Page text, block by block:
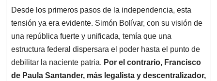
Desde los primeros pasos de la independencia, esta
tensión ya era evidente. Simón Bolívar, con su visión de
una república fuerte y unificada, temía que una
estructura federal dispersara el poder hasta el punto de
debilitar la naciente patria. Por el contrario, Francisco
de Paula Santander, más legalista y descentralizador,